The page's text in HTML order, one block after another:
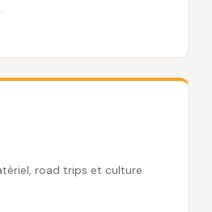
road trips et culture